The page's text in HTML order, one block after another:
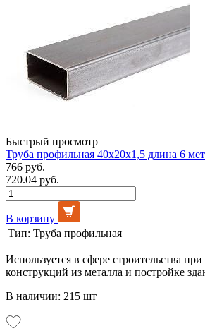
Быстрый просмотр
Труба профильная 40х20х1,5 длина 6
766 руб.
720.04 руб.
В корзину
Тип: Труба профильная
Используется в сфере строительства при
конструкций из металла и постройке
В наличии: 215 шт